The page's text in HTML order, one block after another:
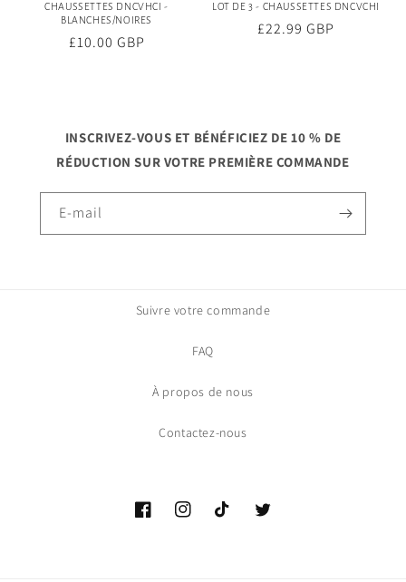
CHAUSSETTES DNCVHCI -
BLANCHES/NOIRES
Prix
£10.00 GBP
LOT DE 3 - CHAUSSETTES DNCVCHI
Prix
£22.99 GBP
INSCRIVEZ-VOUS ET BÉNÉFICIEZ DE 10 % DE
RÉDUCTION SUR VOTRE PREMIÈRE COMMANDE
E-mail
Suivre votre commande
FAQ
À propos de nous
Contactez-nous
FacebookInstagramTikTok Gazouillement